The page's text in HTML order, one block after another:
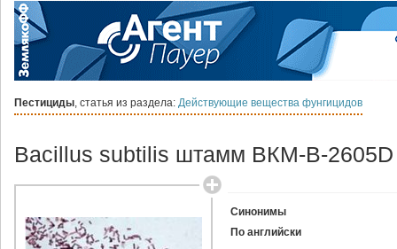
Пестициды, статья из раздела: Действующие вещества фунгицидов
Bacillus subtilis штамм ВКМ-В-2605D
Синонимы
По английски